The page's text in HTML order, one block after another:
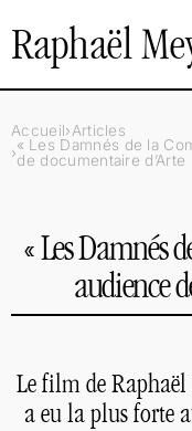
Raphaël
Accueil Articles
« Les Damnés de la
de documentaire d’Arte
«Les Damnés
audience
Le film de Raphaël
a eu la plus forte